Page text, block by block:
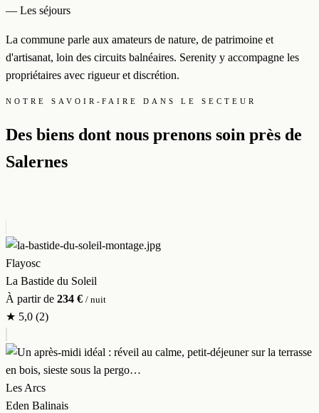
— Les séjours
La commune parle aux amateurs de nature, de patrimoine et
d'artisanat, loin des circuits balnéaires. Serenity y accompagne les
propriétaires avec rigueur et discrétion.
NOTRE SAVOIR-FAIRE DANS LE SECTEUR
Des biens dont nous prenons soin près de
Salernes
Flayosc
La Bastide du Soleil
À partir de 234 € / nuit
★ 5,0 (2)
Les Arcs
Eden Balinais